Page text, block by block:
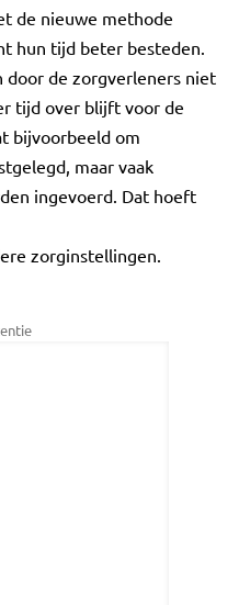
de nieuwe methode
hun tijd beter besteden.
door de zorgverleners niet
tijd over blijft voor de
bijvoorbeeld om
maar vaak
ingevoerd. Dat hoeft
zorginstellingen.